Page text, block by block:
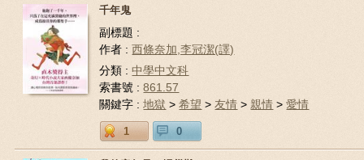
千年鬼
副標題 :
作者 :西條奈加,李冠潔(譯)
分類 :中學中文科
索書號 :861.57
關鍵字 :地獄 >希望 >友情 > 親情 >愛情
1 0